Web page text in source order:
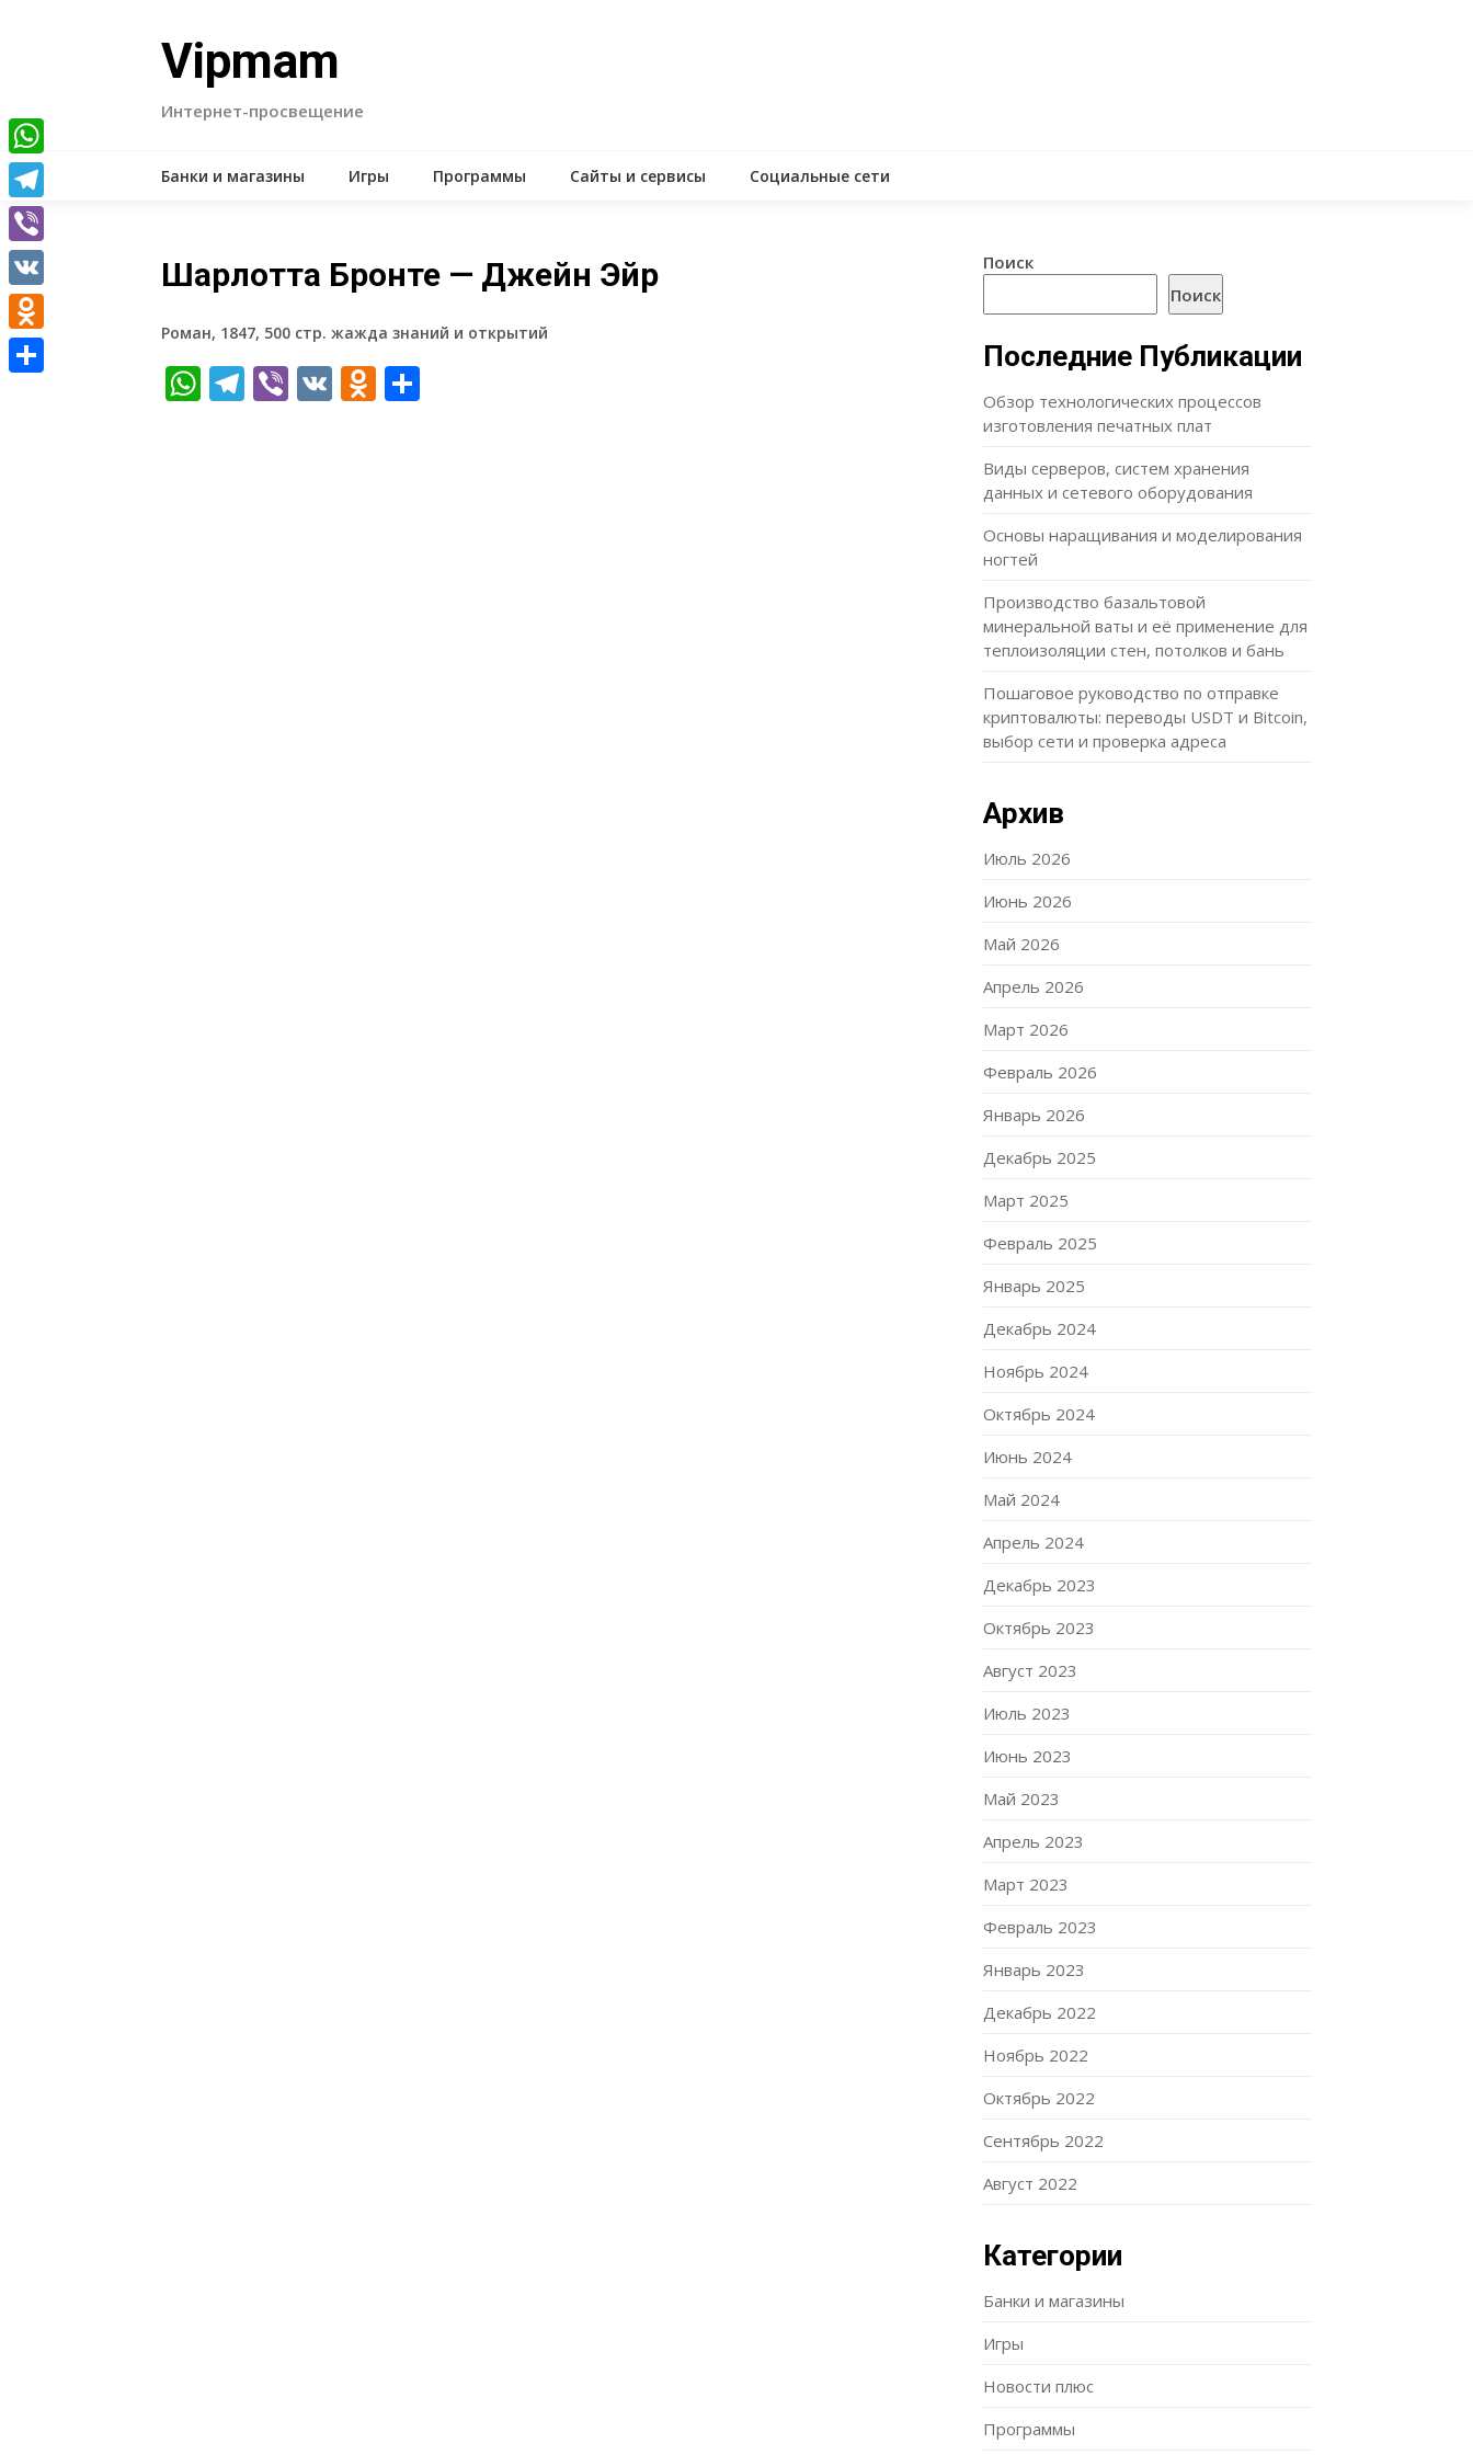
Vipmam
Интернет-просвещение
Банки и магазины Игры Программы Сайты и сервисы Социальные сети
Шарлотта Бронте — Джейн Эйр
Роман, 1847, 500 стр. жажда знаний и открытий
WhatsApp
Telegram
Viber
VKOdnoklassniki
Поиск
Поиск
Последние Публикации
Обзор технологических процессов
изготовления печатных плат
Виды серверов, систем хранения
данных и сетевого оборудования
Основы наращивания и моделирования
ногтей
Производство базальтовой
минеральной ваты и её применение для
теплоизоляции стен, потолков и бань
Пошаговое руководство по отправке
криптовалюты: переводы USDT и Bitcoin,
выбор сети и проверка адреса
Архив
Июль 2026
Июнь 2026
Май 2026
Апрель 2026
Март 2026
Февраль 2026
Январь 2026
Декабрь 2025
Март 2025
Февраль 2025
Январь 2025
Декабрь 2024
Ноябрь 2024
Октябрь 2024
Июнь 2024
Май 2024
Апрель 2024
Декабрь 2023
Октябрь 2023
Август 2023
Июль 2023
Июнь 2023
Май 2023
Апрель 2023
Март 2023
Февраль 2023
Январь 2023
Декабрь 2022
Ноябрь 2022
Октябрь 2022
Сентябрь 2022
Август 2022
Категории
Банки и магазины
Игры
Новости плюс
Программы
WhatsApp
Telegram
Viber
VK
Odnoklassniki